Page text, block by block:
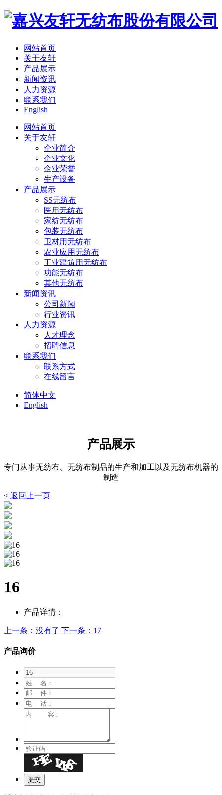
网站首页
关于友轩
产品展示
新闻资讯
人力资源
联系我们
English
网站首页
关于友轩
企业简介
企业文化
企业荣誉
生产设备
产品展示
SS无纺布
医用无纺布
家纺无纺布
包装无纺布
卫材用无纺布
农业应用无纺布
工业建筑用无纺布
功能无纺布
其他无纺布
新闻资讯
公司新闻
行业资讯
人力资源
人才理念
招聘信息
联系我们
联系方式
在线留言
简体中文
English
产品展示
专门从事无纺布、无纺布制品的生产和加工以及无纺布机器的
制造
< 返回上一页
16
产品详情：
上一条：没有了 下一条：17
产品询价